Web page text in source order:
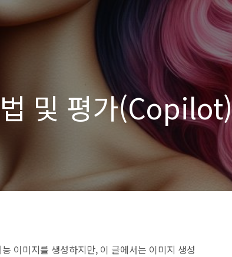
및 평가(Copilot)
이미지를 생성하지만, 이 글에서는 이미지 생성